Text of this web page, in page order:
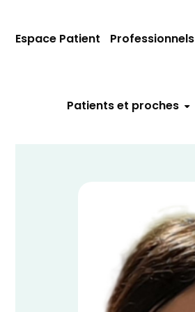
Patients et proches
Espace Patient Professionnels